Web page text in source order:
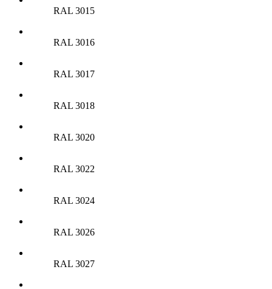
RAL 3015
RAL 3016
RAL 3017
RAL 3018
RAL 3020
RAL 3022
RAL 3024
RAL 3026
RAL 3027